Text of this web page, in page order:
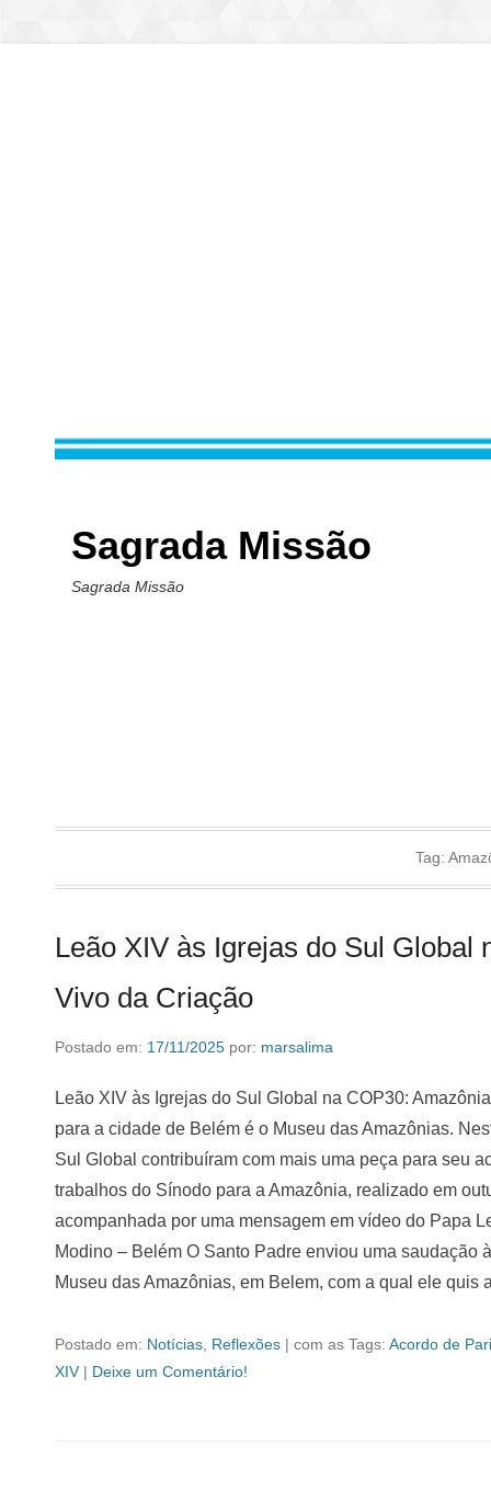
Sagrada Missão
Sagrada Missão
Tag:
Leão XIV às Igrejas do Sul Global
Vivo da Criação
Postado em: 17/11/2025 por: marsalima
Leão XIV às Igrejas do Sul Global na COP30:
para a cidade de Belém é o Museu das Amazônias.
Sul Global contribuíram com mais uma peça para seu
trabalhos do Sínodo para a Amazônia, realizado em
acompanhada por uma mensagem em vídeo do Papa
Modino – Belém O Santo Padre enviou uma
Museu das Amazônias, em Belem, com a qual ele quis
Postado em: Notícias Reflexões | com as Tags: Acordo de
XIV | Deixe um Comentário!